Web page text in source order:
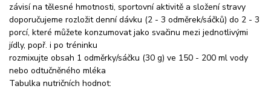
závisí na tělesné hmotnosti, sportovní aktivitě a složení stravy
doporučujeme rozložit denní dávku (2 - 3 odměrek/sáčků) do 2 - 3
porcí, které můžete konzumovat jako svačinu mezi jednotlivými
jídly, popř. i po tréninku
rozmixujte obsah 1 odměrky/sáčku (30 g) ve 150 - 200 ml vody
nebo odtučněného mléka
Tabulka nutričních hodnot: